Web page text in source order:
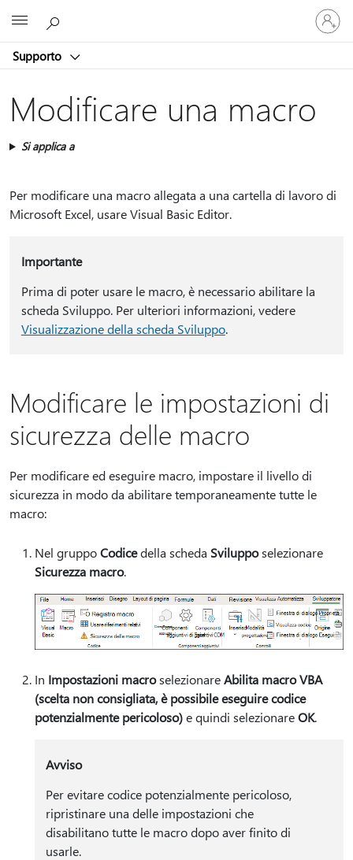
Supporto
Accedi
con
il
account
Modificare una macro
Si applica a
Per modificare una macro allegata a una cartella di lavoro di
Microsoft Excel, usare Visual Basic Editor.
Importante
Prima di poter usare le macro, è necessario abilitare la
scheda Sviluppo. Per ulteriori informazioni, vedere
Visualizzazione della scheda Sviluppo.
Modificare le impostazioni di
sicurezza delle macro
Per modificare ed eseguire macro, impostare il livello di
sicurezza in modo da abilitare temporaneamente tutte le
macro:
Nel gruppoCodicedella scheda Svilupposelezionare
Sicurezza macro.
In Impostazioni macroselezionareAbilita macro VBA
(scelta non consigliata, è possibile eseguire codice
potenzialmente pericoloso)e quindi selezionareOK.
Avviso
Per evitare codice potenzialmente pericoloso,
ripristinare una delle impostazioni che
disabilitano tutte le macro dopo aver finito di
usarle.